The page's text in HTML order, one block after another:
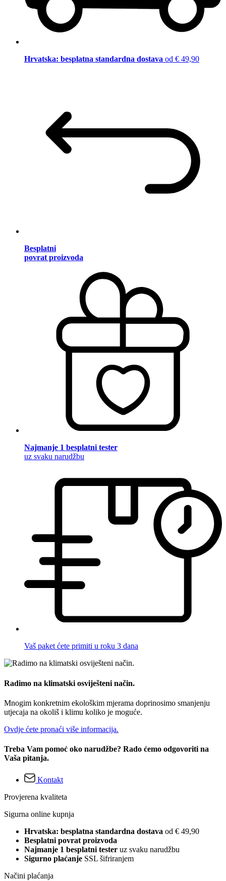
Hrvatska: besplatna standardna dostava od € 49,90
Besplatni
povrat proizvoda
Najmanje 1 besplatni tester
uz svaku narudžbu
Vaš paket ćete primiti u roku 3 dana
Radimo na klimatski osviješteni način.
Mnogim konkretnim ekološkim mjerama doprinosimo smanjenju
utjecaja na okoliš i klimu koliko je moguće.
Ovdje ćete pronaći više informacija.
Treba Vam pomoć oko narudžbe? Rado ćemo odgovoriti na
Vaša pitanja.
Kontakt
Provjerena kvaliteta
Sigurna online kupnja
Hrvatska: besplatna standardna dostava od € 49,90
Besplatni povrat proizvoda
Najmanje 1 besplatni tester uz svaku narudžbu
Sigurno plaćanje SSL šifriranjem
Načini plaćanja